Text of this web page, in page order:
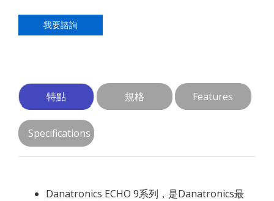
我要諮詢
特點 規格 Features
Specifications
Danatronics ECHO 9系列，是Danatronics最